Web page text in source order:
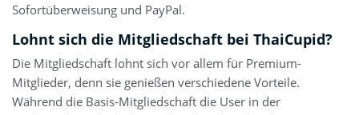
Sofortüberweisung und PayPal.
Lohnt sich die Mitgliedschaft bei ThaiCupid?
Die Mitgliedschaft lohnt sich vor allem für Premium-
Mitglieder, denn sie genießen verschiedene Vorteile.
Während die Basis-Mitgliedschaft die User in der